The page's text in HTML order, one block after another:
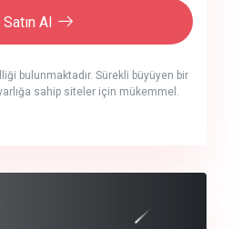
Satın Al
bulunmaktadır. Sürekli büyüyen bir
sahip siteler için mükemmel.
cync